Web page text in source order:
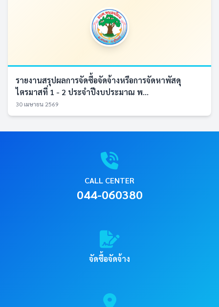
รายงานสรุปผลการจัดซื้อจัดจ้างหรือการจัดหาพัสดุ
ไตรมาสที่ 1 - 2 ประจำปีงบประมาณ พ...
30 เมษายน 2569
CALL CENTER
044-060380
จัดซื้อจัดจ้าง